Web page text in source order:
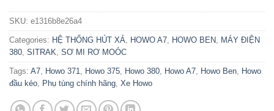
SKU: e1316b8e26a4
Categories: HỆ THỐNG HÚT XẢ HOWO A7 HOWO BEN MÁY ĐIỆN
380 SITRAK SƠ MI RƠ MOÓC
Tags: A7 Howo 371 Howo 375 Howo 380 Howo A7 Howo Ben Howo
đầu kéo Phụ tùng chính hãng Xe Howo